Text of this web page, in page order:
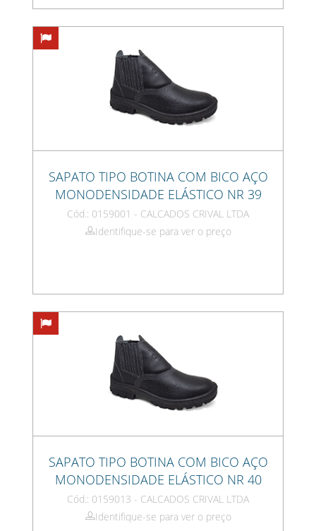
SAPATO TIPO BOTINA COM BICO AÇO
MONODENSIDADE ELÁSTICO NR 39
Cód.: 0159001 - CALCADOS CRIVAL LTDA
Identifique-se para ver o preço
SAPATO TIPO BOTINA COM BICO AÇO
MONODENSIDADE ELÁSTICO NR 40
Cód.: 0159013 - CALCADOS CRIVAL LTDA
Identifique-se para ver o preço